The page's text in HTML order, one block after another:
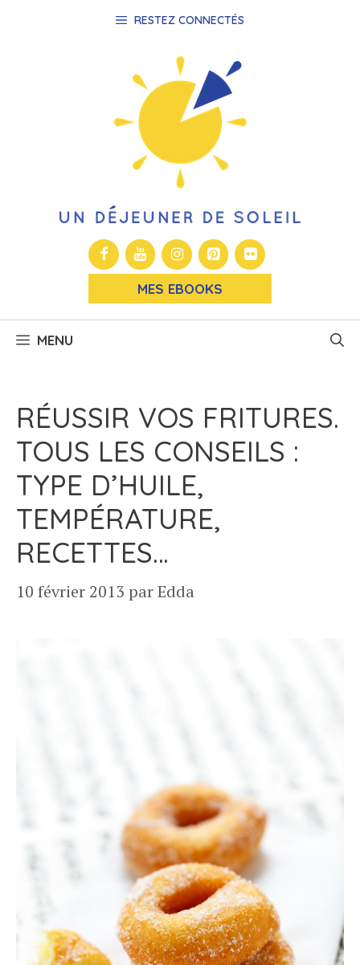
RESTEZ CONNECTÉS
MES EBOOKS
MENU
RÉUSSIR VOS FRITURES.
TOUS LES CONSEILS :
TYPE D’HUILE,
TEMPÉRATURE,
RECETTES…
10 février 2013 parEdda